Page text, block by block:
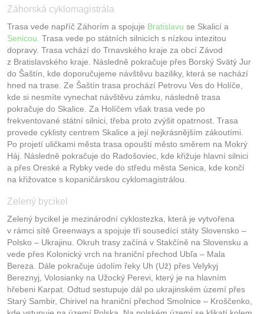
Záhorská cyklomagistrála
Trasa vede napříč Záhorím a spojuje Bratislavu se Skalicí a
Senicou. Trasa vede po státních silnicích s nízkou intezitou
dopravy. Trasa vchází do Trnavského kraje za obcí Závod
z Bratislavského kraje. Následně pokračuje přes Borský Svätý Jur
do Šaštín, kde doporučujeme návštěvu baziliky, která se nachází
hned na trase. Ze Šaštín trasa prochází Petrovu Ves do Holíče,
kde si nesmíte vynechat návštěvu zámku, následně trasa
pokračuje do Skalice. Za Holíčem však trasa vede po
frekventované státní silnici, třeba proto zvýšit opatrnost. Trasa
provede cyklisty centrem Skalice a její nejkrásnějším zákoutími.
Po projetí uličkami města trasa opouští město směrem na Mokrý
Háj. Následně pokračuje do Radošoviec, kde křižuje hlavní silnici
a přes Oreské a Rybky vede do středu města Senica, kde končí
na křižovatce s kopaničárskou cyklomagistrálou.
Zelený bycikel
Zelený bycikel je mezinárodní cyklostezka, která je vytvořena
v rámci sítě Greenways a spojuje tři sousedící státy Slovensko –
Polsko – Ukrajinu. Okruh trasy začíná v Stakčíně na Slovensku a
vede přes Kolonický vrch na hraniční přechod Ubľa – Mala
Bereza. Dále pokračuje údolím řeky Uh (Už) přes Velykyj
Bereznyj, Volosianky na Užocký Perevi, který je na hlavním
hřebeni Karpat. Odtud sestupuje dál po ukrajinském území přes
Starý Sambir, Chirivel na hraniční přechod Smolnice – Kroščenko,